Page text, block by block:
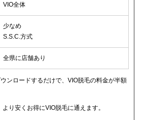
VIO全体
少なめ
S.S.C.方式
全県に店舗あり
ンロードするだけで、VIO脱毛の料金が半額
り安くお得にVIO脱毛に通えます。